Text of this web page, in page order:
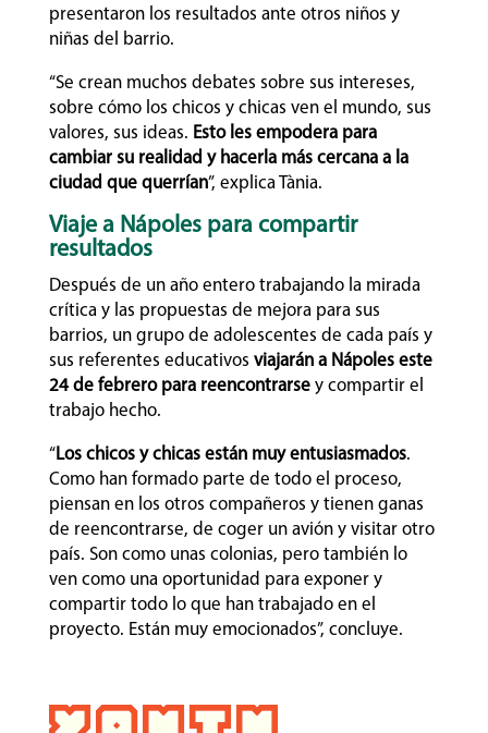
presentaron los resultados ante otros niños y
niñas del barrio.
“Se crean muchos debates sobre sus intereses,
sobre cómo los chicos y chicas ven el mundo, sus
valores, sus ideas. Esto les empodera para
cambiar su realidad y hacerla más cercana a la
ciudad que querrían”, explica Tània.
Viaje a Nápoles para compartir
resultados
Después de un año entero trabajando la mirada
crítica y las propuestas de mejora para sus
barrios, un grupo de adolescentes de cada país y
sus referentes educativos viajarán a Nápoles este
24 de febrero para reencontrarsey compartir el
trabajo hecho.
“Los chicos y chicas están muy entusiasmados.
Como han formado parte de todo el proceso,
piensan en los otros compañeros y tienen ganas
de reencontrarse, de coger un avión y visitar otro
país. Son como unas colonias, pero también lo
ven como una oportunidad para exponer y
compartir todo lo que han trabajado en el
proyecto. Están muy emocionados”, concluye.